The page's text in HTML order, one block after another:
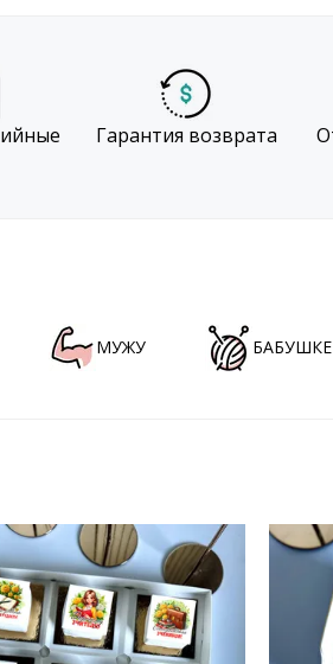
Гарантия возврата
МУЖУ БАБУШКЕ